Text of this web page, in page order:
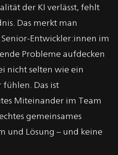
der KI verlässt, fehlt
Das merkt man
Entwickler:innen im
Probleme aufdecken
nicht selten wie ein
Das ist
Miteinander im Team
gemeinsames
und Lösung – und keine